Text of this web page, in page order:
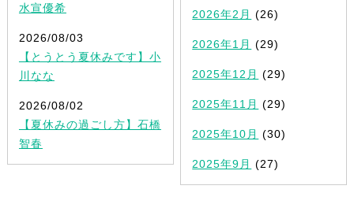
水宣優希
2026/08/03
【とうとう夏休みです】小
川なな
2026/08/02
【夏休みの過ごし方】石橋
智春
2026年2月 (26)
2026年1月 (29)
2025年12月 (29)
2025年11月 (29)
2025年10月 (30)
2025年9月 (27)